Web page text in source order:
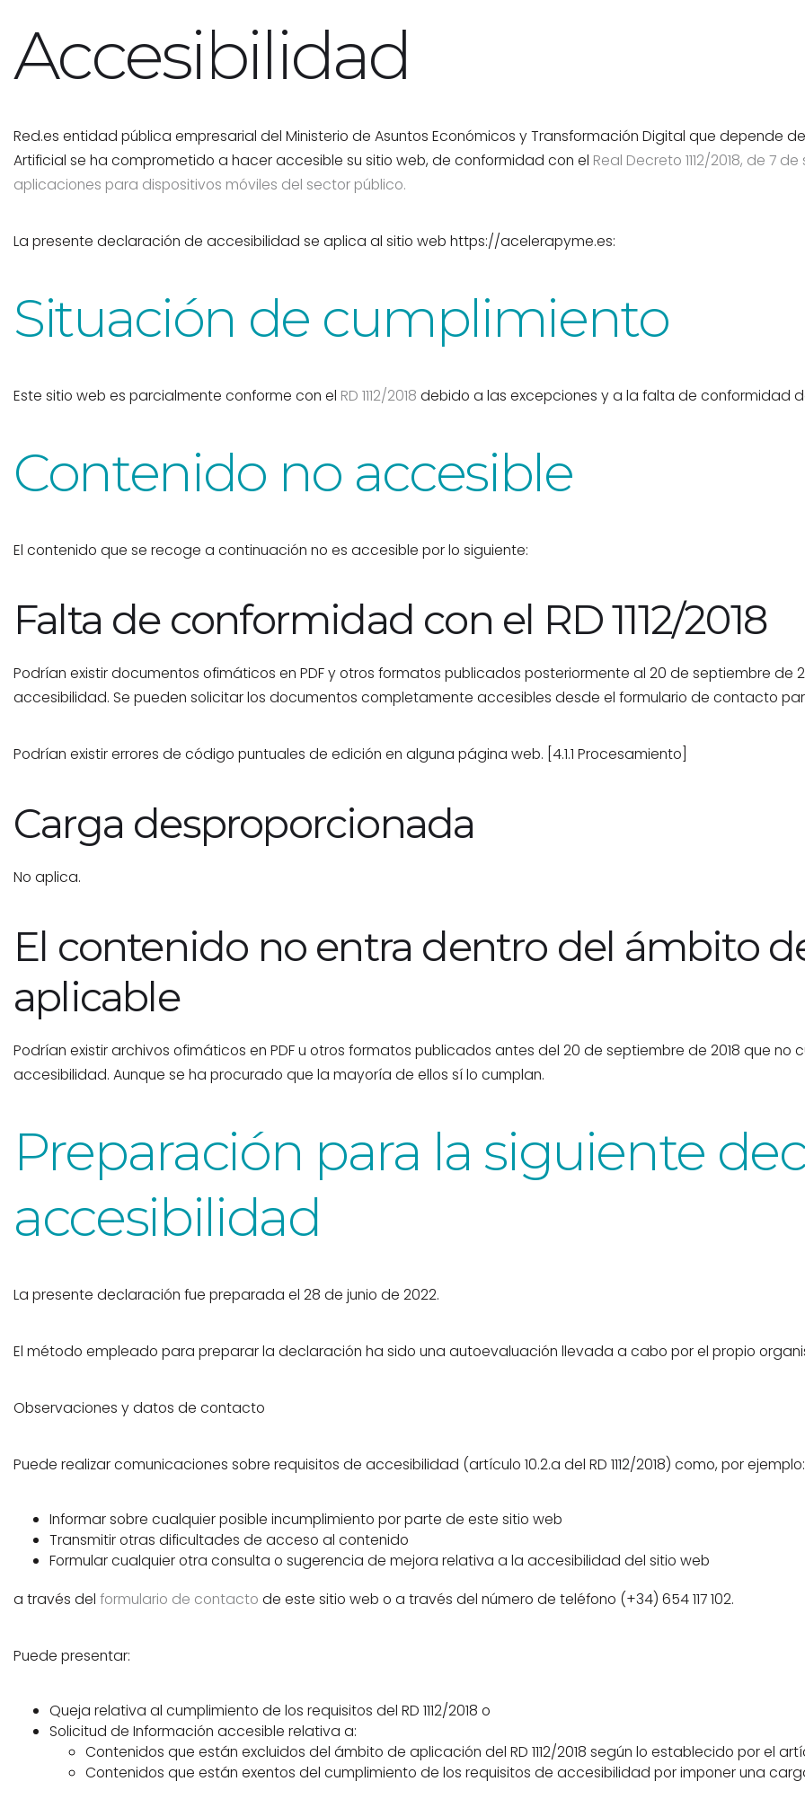
Accesibilidad
Red.es entidad pública empresarial del Ministerio de Asuntos Económicos y Transformación Digital que depende
Artificial se ha comprometido a hacer accesible su sitio web, de conformidad con el Real Decreto 1112/2018, de 7
aplicaciones para dispositivos móviles del sector público.
La presente declaración de accesibilidad se aplica al sitio web https://acelerapyme.es:
Situación de cumplimiento
Este sitio web es parcialmente conforme con el RD 1112/2018 debido a las excepciones y a la falta de conformidad
Contenido no accesible
El contenido que se recoge a continuación no es accesible por lo siguiente:
Falta de conformidad con el RD 1112/2018
Podrían existir documentos ofimáticos en PDF y otros formatos publicados posteriormente al 20 de septiembre de
accesibilidad. Se pueden solicitar los documentos completamente accesibles desde el formulario de contacto
Podrían existir errores de código puntuales de edición en alguna página web. [4.1.1 Procesamiento]
Carga desproporcionada
No aplica.
El contenido no entra dentro del ámbito
aplicable
Podrían existir archivos ofimáticos en PDF u otros formatos publicados antes del 20 de septiembre de 2018 que
accesibilidad. Aunque se ha procurado que la mayoría de ellos sí lo cumplan.
Preparación para la siguiente
accesibilidad
La presente declaración fue preparada el 28 de junio de 2022.
El método empleado para preparar la declaración ha sido una autoevaluación llevada a cabo por el propio
Observaciones y datos de contacto
Puede realizar comunicaciones sobre requisitos de accesibilidad (artículo 10.2.a del RD 1112/2018) como, por ejemplo:
Informar sobre cualquier posible incumplimiento por parte de este sitio web
Transmitir otras dificultades de acceso al contenido
Formular cualquier otra consulta o sugerencia de mejora relativa a la accesibilidad del sitio web
a través del formulario de contacto de este sitio web o a través del número de teléfono (+34) 654 117 102.
Puede presentar:
Queja relativa al cumplimiento de los requisitos del RD 1112/2018 o
Solicitud de Información accesible relativa a:
Contenidos que están excluidos del ámbito de aplicación del RD 1112/2018 según lo establecido por el
Contenidos que están exentos del cumplimiento de los requisitos de accesibilidad por imponer una